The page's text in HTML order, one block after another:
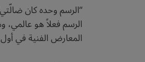
“الرسم وحده كان
الرسم فعلاً هو
المعارض الفنية في أول